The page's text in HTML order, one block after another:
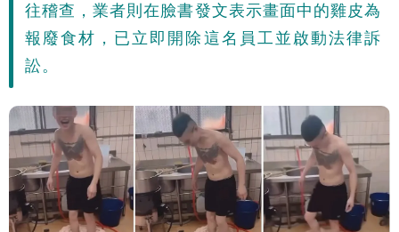
往稽查，業者則在臉書發文表示畫面中的雞皮為
報廢食材，已立即開除這名員工並啟動法律訴
訟。